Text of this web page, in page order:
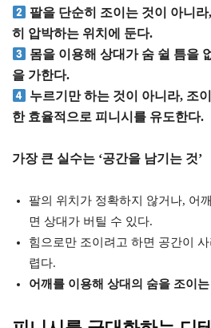
팔을 단순히 조이는 것이 아니
히 압박하는 위치에 둔다.
몸을 이용해 상대가 숨 쉴 틈을
을 가한다.
누르기만 하는 것이 아니라, 조
한 효율적으로 피니시를 유도한다.
가장 큰 실수는 ‘공간을 남기는 것’
팔의 위치가 정확하지 않거나, 어
면 상대가 버틸 수 있다.
힘으로만 조이려고 하면 공간이
렵다.
어깨를 이용해 상대의 숨을 조이는